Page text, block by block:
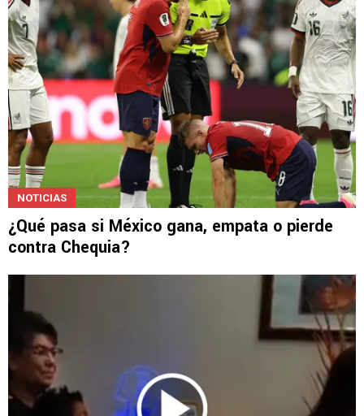
NOTICIAS
¿Qué pasa si México gana, empata o pierde
contra Chequia?